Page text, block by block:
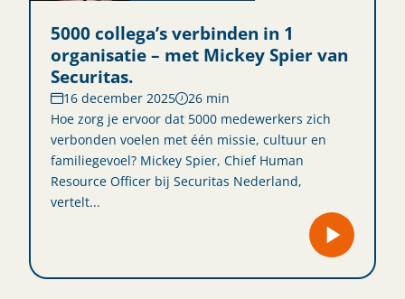
5000 collega’s verbinden in 1
organisatie – met Mickey Spier van
Securitas.
16 december 2025
26 min
Hoe zorg je ervoor dat 5000 medewerkers zich
verbonden voelen met één missie, cultuur en
familiegevoel? Mickey Spier, Chief Human
Resource Officer bij Securitas Nederland,
vertelt...